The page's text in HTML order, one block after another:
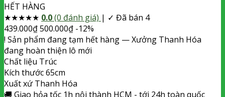
HẾT HÀNG
★★★★★ 0.0(0 đánh giá) | ✓ Đã bán 4
439.000₫500.000₫ -12%
! Sản phẩm đang tạm hết hàng — Xưởng Thanh Hóa
đang hoàn thiện lô mới
Chất liệu Trúc
Kích thước65cm
Xuất xứ Thanh Hóa
🚚 Giao hỏa tốc 1h nội thành HCM - tới 24h toàn quốc